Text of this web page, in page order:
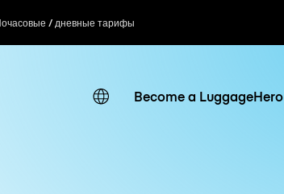
/ дневные тарифы
Become a LuggageHero